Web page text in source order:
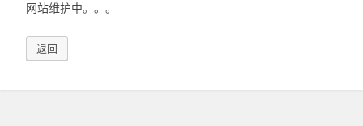
网站维护中。。。
返回